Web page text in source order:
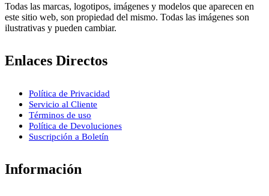
Todas las marcas, logotipos, imágenes y modelos que aparecen en
este sitio web, son propiedad del mismo. Todas las imágenes son
ilustrativas y pueden cambiar.
Enlaces Directos
Política de Privacidad
Servicio al Cliente
Términos de uso
Política de Devoluciones
Suscripción a Boletín
Información